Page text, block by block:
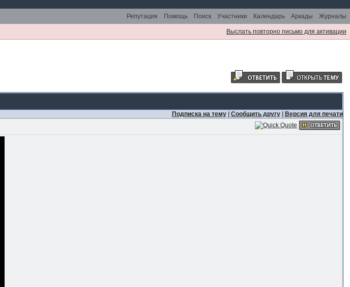
Репутация Помощь Поиск Участники Календарь Аркады Журналы
Выслать повторно письмо для активации
Подписка на тему| Сообщить другу| Версия для печати